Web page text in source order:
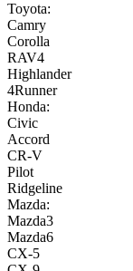
Toyota:
Camry
Corolla
RAV4
Highlander
4Runner
Honda:
Civic
Accord
CR-V
Pilot
Ridgeline
Mazda:
Mazda3
Mazda6
CX-5